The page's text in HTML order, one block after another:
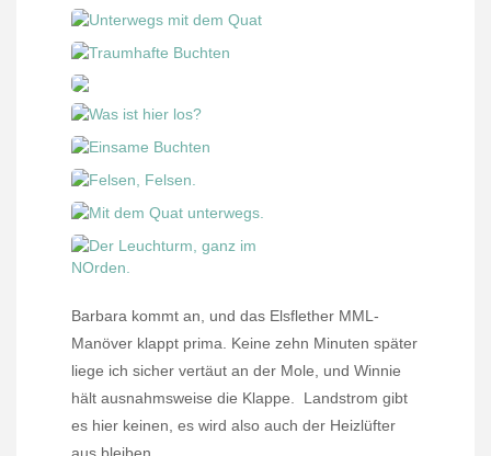
Barbara kommt an, und das Elsflether MML-
Manöver klappt prima. Keine zehn Minuten später
liege ich sicher vertäut an der Mole, und Winnie
hält ausnahmsweise die Klappe.
Landstrom gibt
es hier keinen, es wird also auch der Heizlüfter
aus bleiben.